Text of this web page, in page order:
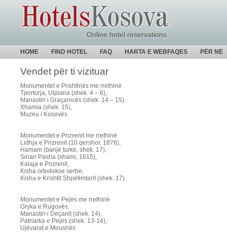
Online hotel reservations
HOME FIND HOTEL FAQ HARTA E WEBFAQES PËR NE
Vendet për ti vizituar
Monumentet e Prishtinës me rrethinë
Tjerrtorja, Ulpiana (shek. 4 – 6),
Manastiri i Graçanicës (shek. 14 – 15),
Xhamia (shek. 15),
Muzeu i Kosovës
Monumentet e Prizrenit me rrethinë
Lidhja e Prizrenit (10 qershor, 1878),
Hamam (banjë turke, shek. 17),
Sinan Pasha (xhami, 1615),
Kalaja e Prizrenit,
Kisha ortodokse serbe,
Kisha e Krishtit Shpëtimtarit (shek. 17)
Monumentet e Pejës me rrethinë
Gryka e Rugovës,
Manastiri i Deçanit (shek. 14),
Patriarka e Pejës (shek. 13-14),
Ujëvarat e Mirushës